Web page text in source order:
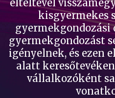
elteltével
kisgyermekes
gyermekgondozási
gyermekgondozást
igényelnek, és ezen
alatt
vállalkozóként